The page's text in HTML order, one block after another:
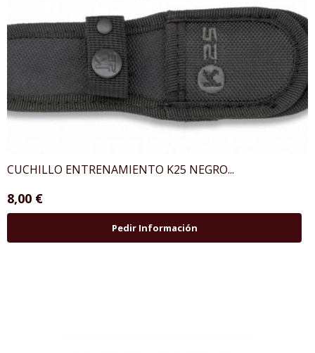
CUCHILLO ENTRENAMIENTO K25 NEGRO...
8,00 €
Pedir Información